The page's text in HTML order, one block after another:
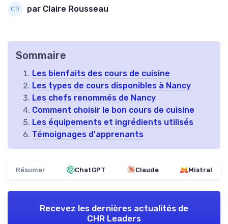
par Claire Rousseau
Sommaire
Les bienfaits des cours de cuisine
Les types de cours disponibles à Nancy
Les chefs renommés de Nancy
Comment choisir le bon cours de cuisine
Les équipements et ingrédients utilisés
Témoignages d'apprenants
Résumer ChatGPT Claude Mistral
Recevez les dernières actualités de
CHR Leaders